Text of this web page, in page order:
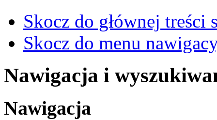
Skocz do głównej treści
Skocz do menu
Nawigacja i
Nawigacja